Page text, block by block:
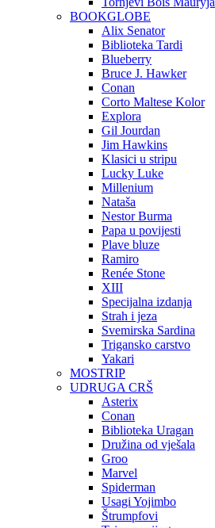
BOOKGLOBE
Alix Senator
Biblioteka Tardi
Blueberry
Bruce J. Hawker
Conan
Corto Maltese Kolor
Explora
Gil Jourdan
Jim Hawkins
Klasici u stripu
Lucky Luke
Millenium
Nataša
Nestor Burma
Papa u povijesti
Plave bluze
Ramiro
Renée Stone
XIII
Specijalna izdanja
Strah i jeza
Svemirska Sardina
Trigansko carstvo
Yakari
MOSTRIP
UDRUGA CRŠ
Asterix
Conan
Biblioteka Uragan
Družina od vješala
Groo
Marvel
Spiderman
Usagi Yojimbo
Štrumpfovi